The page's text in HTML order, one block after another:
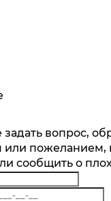
шт.
последние
и
первыми
вопрос,
пожеланием,
сообщить о